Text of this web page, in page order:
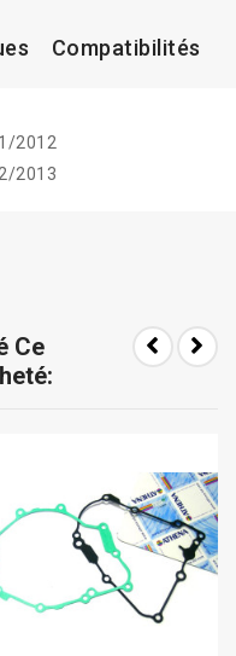
Compatibilités
2012
2013
Ce